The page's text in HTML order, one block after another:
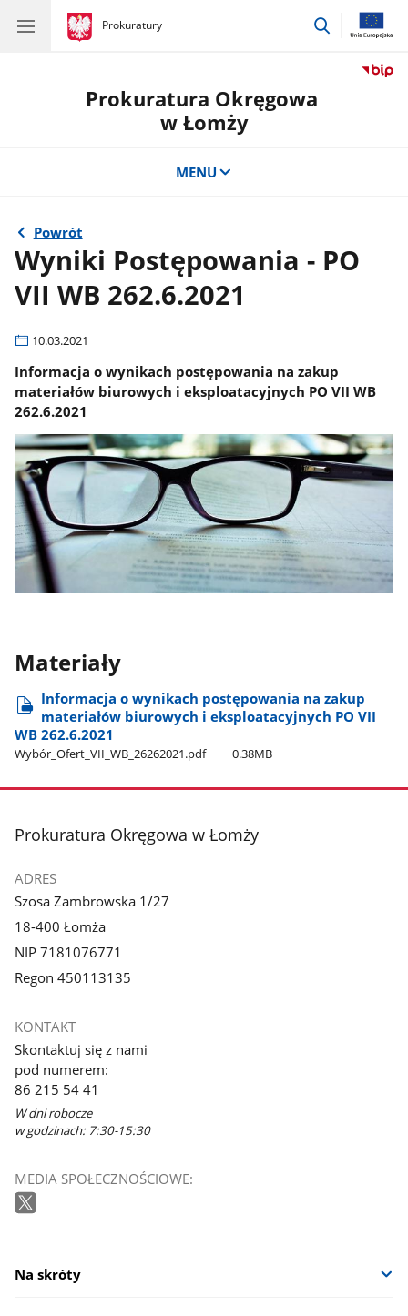
gov.pl
Prokuratury
gov.pl
Prokuratury
przejdź
Prokuratura Okręgowa
w Łomży
MENU
Powrót
Wyniki Postępowania - PO
VII WB 262.6.2021
10.03.2021
Informacja o wynikach postępowania na zakup
materiałów biurowych i eksploatacyjnych PO VII WB
262.6.2021
Materiały
Informacja o wynikach postępowania na zakup
materiałów biurowych i eksploatacyjnych PO VII
WB 262.6.2021
Wybór​_Ofert​_VII​_WB​_26262021.pdf 0.38MB
stopka
Prokuratura Okręgowa w Łomży
ADRES
Szosa Zambrowska 1/27
18-400 Łomża
NIP 7181076771
Regon 450113135
KONTAKT
Skontaktuj się z nami
pod numerem:
86 215 54 41
W dni robocze
w godzinach: 7:30-15:30
MEDIA SPOŁECZNOŚCIOWE:
Na skróty